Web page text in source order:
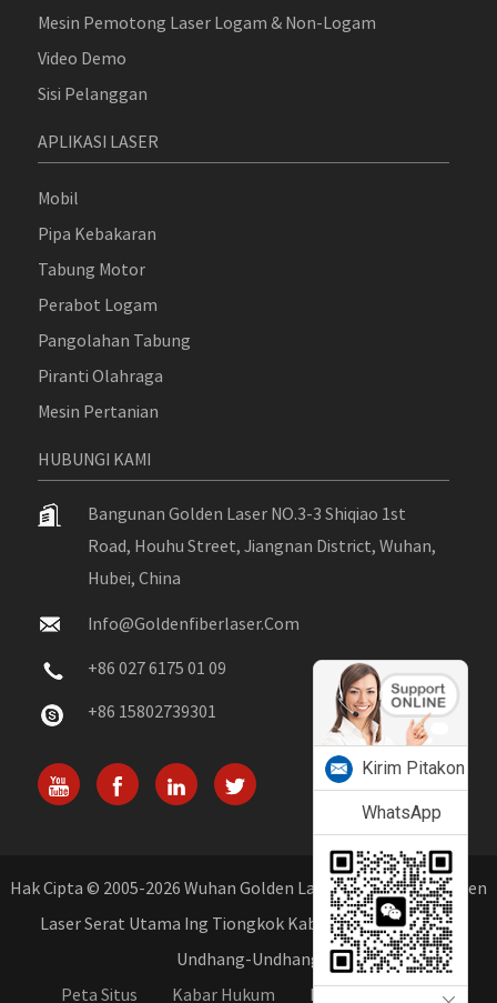
Mesin Pemotong Laser Logam & Non-Logam
Video Demo
Sisi Pelanggan
APLIKASI LASER
Mobil
Pipa Kebakaran
Tabung Motor
Perabot Logam
Pangolahan Tabung
Piranti Olahraga
Mesin Pertanian
HUBUNGI KAMI
Bangunan Golden Laser NO.3-3 Shiqiao 1st
Road, Houhu Street, Jiangnan District, Wuhan,
Hubei, China
Info@goldenfiberlaser.com
+86 027 6175 01 09
+86 15802739301
Hak Cipta © 2005-2026 Wuhan Golden Laser Co., Ltd. - Produsen
Laser Serat Utama Ing Tiongkok Kabeh Hak Dilindhungi
Undhang-Undhang
Peta Situs
Kabar Hukum Kebijakan Privasi
Kirim Pitakon
WhatsApp